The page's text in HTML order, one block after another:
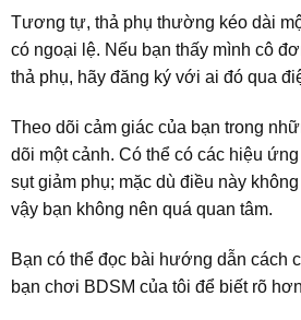
Tương tự, thả phụ thường kéo dài
có ngoại lệ. Nếu bạn thấy mình cô
thả phụ, hãy đăng ký với ai đó qua
Theo dõi cảm giác của bạn trong
dõi một cảnh. Có thể có các hiệu
sụt giảm phụ; mặc dù điều này
vậy bạn không nên quá quan tâm.
Bạn có thể đọc bài hướng dẫn cách
bạn chơi BDSM của tôi để biết rõ